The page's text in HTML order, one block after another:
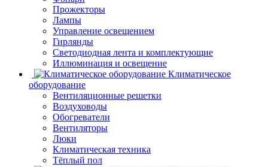
Прожекторы
Лампы
Управление освещением
Гирлянды
Светодиодная лента и комплектующие
Иллюминация и освещение
Климатическое
оборудование
Вентиляционные решетки
Воздуховоды
Обогреватели
Вентиляторы
Люки
Климатическая техника
Тёплый пол